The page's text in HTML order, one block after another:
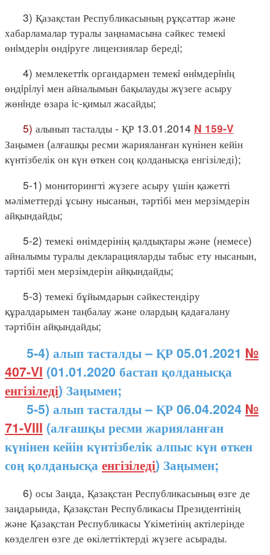
3) Қазақстан Республикасының рұқсаттар және
хабарламалар туралы заңнамасына сәйкес темекi
өнiмдерiн өндiруге лицензиялар бередi;
4) мемлекеттiк органдармен темекi өнiмдерiнiң
өндiрiлуi мен айналымын бақылауды жүзеге асыру
жөнiнде өзара iс-қимыл жасайды;
5) алынып тасталды - ҚР 13.01.2014 N 159-V
Заңымен (алғашқы ресми жарияланған күнінен кейін
күнтізбелік он күн өткен соң қолданысқа енгізіледі);
5-1) мониторингті жүзеге асыру үшін қажетті
мәліметтерді ұсыну нысанын, тәртібі мен мерзімдерін
айқындайды;
5-2) темекі өнімдерінің қалдықтары және (немесе)
айналымы туралы декларацияларды табыс ету нысанын,
тәртібі мен мерзімдерін айқындайды;
5-3) темекі бұйымдарын сәйкестендіру
құралдарымен таңбалау және олардың қадағалану
тәртібін айқындайды;
5-4) алып тасталды – ҚР 05.01.2021 №
407-VI (01.01.2020 бастап қолданысқа
енгізіледі) Заңымен;
5-5) алып тасталды – ҚР 06.04.2024 №
71-VIII (алғашқы ресми жарияланған
күнінен кейін күнтізбелік алпыс күн өткен
соң қолданысқа енгізіледі) Заңымен;
6) осы Заңда, Қазақстан Республикасының өзге де
заңдарында, Қазақстан Республикасы Президентінің
және Қазақстан Республикасы Үкіметінің актілерінде
көзделген өзге де өкілеттіктерді жүзеге асырады.